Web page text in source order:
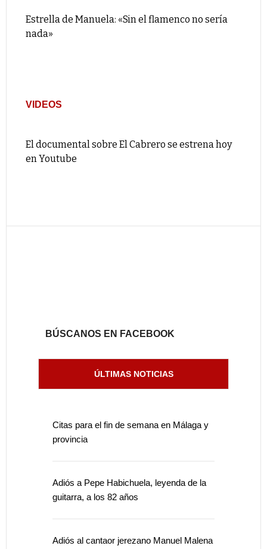
Estrella de Manuela: «Sin el flamenco no sería
nada»
VIDEOS
El documental sobre El Cabrero se estrena hoy
en Youtube
BÚSCANOS EN FACEBOOK
ÚLTIMAS NOTICIAS
Citas para el fin de semana en Málaga y
provincia
Adiós a Pepe Habichuela, leyenda de la
guitarra, a los 82 años
Adiós al cantaor jerezano Manuel Malena